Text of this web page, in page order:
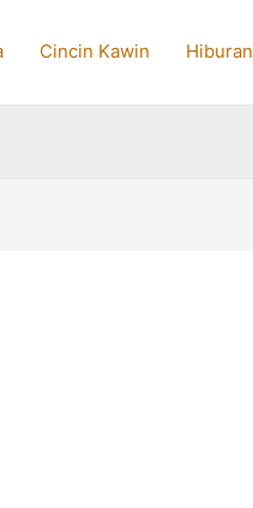
Cincin Kawin Hiburan